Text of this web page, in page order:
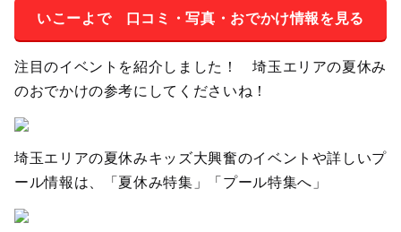
いこーよで 口コミ・写真・おでかけ情報を見る
注目のイベントを紹介しました！ 埼玉エリアの夏休み
のおでかけの参考にしてくださいね！
埼玉エリアの夏休みキッズ大興奮のイベントや詳しいプ
ール情報は、「夏休み特集」「プール特集へ」